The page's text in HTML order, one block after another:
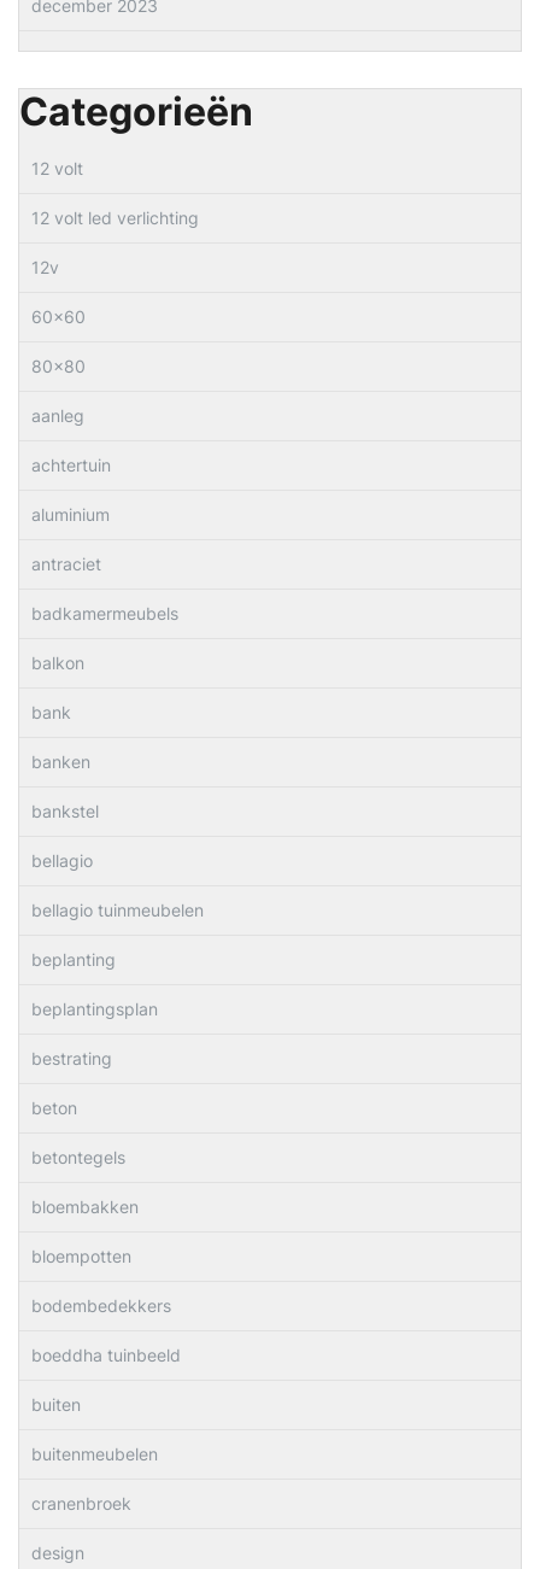
december 2023
Categorieën
12 volt
12 volt led verlichting
12v
60×60
80×80
aanleg
achtertuin
aluminium
antraciet
badkamermeubels
balkon
bank
banken
bankstel
bellagio
bellagio tuinmeubelen
beplanting
beplantingsplan
bestrating
beton
betontegels
bloembakken
bloempotten
bodembedekkers
boeddha tuinbeeld
buiten
buitenmeubelen
cranenbroek
design